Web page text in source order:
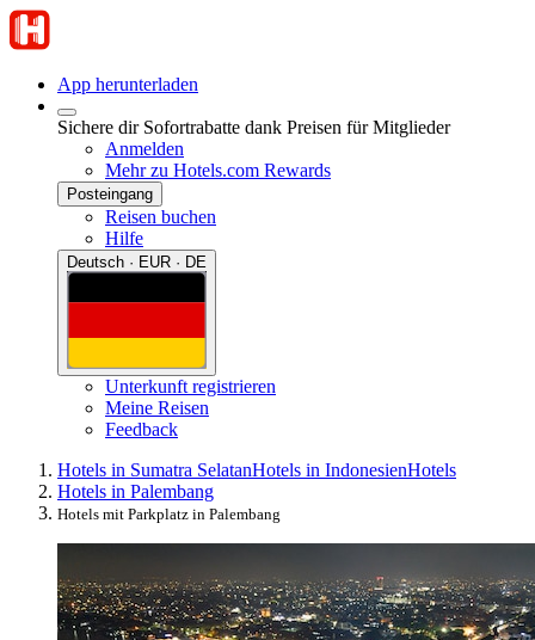
App herunterladen
Sichere dir Sofortrabatte dank Preisen für Mitglieder
Anmelden
Mehr zu Hotels.com Rewards
Posteingang
Reisen buchen
Hilfe
Deutsch · EUR · DE
Unterkunft registrieren
Meine Reisen
Feedback
Hotels in Sumatra SelatanHotels in IndonesienHotels
Hotels in Palembang
Hotels mit Parkplatz in Palembang